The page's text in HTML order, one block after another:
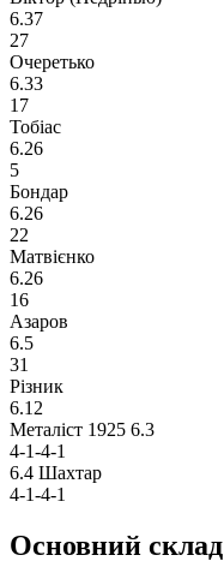
6.37
27
Очеретько
6.33
17
Тобіас
6.26
5
Бондар
6.26
22
Матвієнко
6.26
16
Азаров
6.5
31
Різник
6.12
Металіст 1925 6.3
4-1-4-1
6.4 Шахтар
4-1-4-1
Основний склад